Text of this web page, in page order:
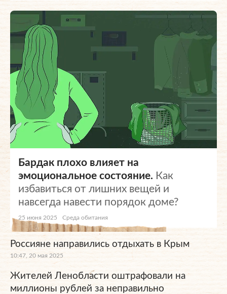
Бардак плохо влияет на
эмоциональное состояние. Как
избавиться от лишних вещей и
навсегда навести порядок доме?
25 июня 2025 Среда обитания
Россияне направились отдыхать в Крым
10:47, 20 мая 2025
Жителей Ленобласти оштрафовали на
миллионы рублей за неправильно